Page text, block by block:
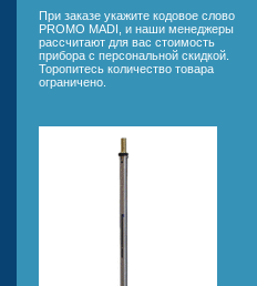
При заказе укажите кодовое слово
PROMO MADI, и наши менеджеры
рассчитают для вас стоимость
прибора с персональной скидкой.
Торопитесь количество товара
ограничено.